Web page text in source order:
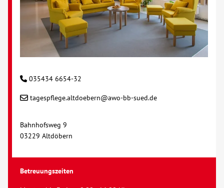
035434 6654-32
tagespflege.altdoebern@awo-bb-sued.de
Bahnhofsweg 9
03229 Altdöbern
Betreuungszeiten